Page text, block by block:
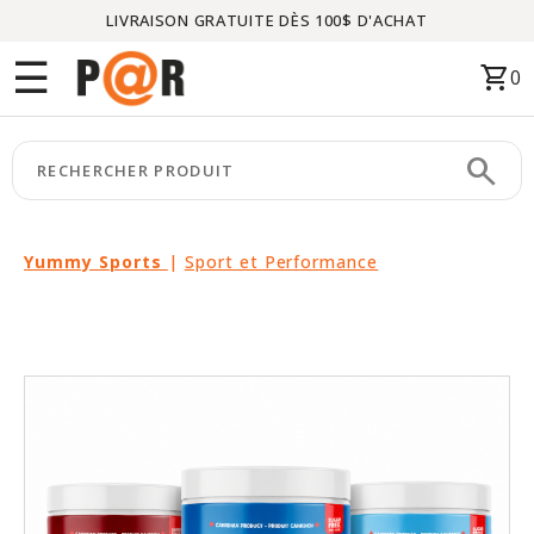
LIVRAISON GRATUITE DÈS 100$ D'ACHAT
☰ shopping_cart0
search
Yummy Sports | Sport et Performance
Menu
CATÉGORIES
keyboard_arrow_right
MARQUES
keyboard_arrow_right
VEDETTE
PARTENAIRES